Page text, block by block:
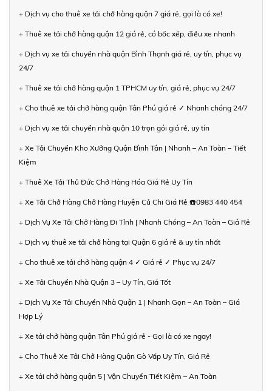
+ Dịch vụ cho thuê xe tải chở hàng quận 7 giá rẻ, gọi là có xe!
+ Thuê xe tải chở hàng quận 12 giá rẻ, có bốc xếp, điều xe nhanh
+ Dịch vụ xe tải chuyển nhà quận Bình Thạnh giá rẻ, uy tín, phục vụ
24/7
+ Thuê xe tải chở hàng quận 1 TPHCM uy tín, giá rẻ, phục vụ 24/7
+ Cho thuê xe tải chở hàng quận Tân Phú giá rẻ ✓ Nhanh chóng 24/7
+ Dịch vụ xe tải chuyển nhà quận 10 trọn gói giá rẻ, uy tín
+ Xe Tải Chuyển Kho Xưởng Quận Bình Tân | Nhanh – An Toàn – Tiết
Kiệm
+ Thuê Xe Tải Thủ Đức Chở Hàng Hóa Giá Rẻ Uy Tín
+ Xe Tải Chở Hàng Chở Hàng Huyện Củ Chi Giá Rẻ ☎️0983 440 454
+ Dịch Vụ Xe Tải Chở Hàng Đi Tỉnh | Nhanh Chóng – An Toàn – Giá Rẻ
+ Dịch vụ thuê xe tải chở hàng tại Quận 6 giá rẻ & uy tín nhất
+ Cho thuê xe tải chở hàng quận 4 ✓ Giá rẻ ✓ Phục vụ 24/7
+ Xe Tải Chuyển Nhà Quận 3 – Uy Tín, Giá Tốt
+ Dịch Vụ Xe Tải Chuyển Nhà Quận 1 | Nhanh Gọn – An Toàn – Giá
Hợp Lý
+ Xe tải chở hàng quận Tân Phú giá rẻ - Gọi là có xe ngay!
+ Cho Thuê Xe Tải Chở Hàng Quận Gò Vấp Uy Tín, Giá Rẻ
+ Xe tải chở hàng quận 5 | Vận Chuyển Tiết Kiệm – An Toàn